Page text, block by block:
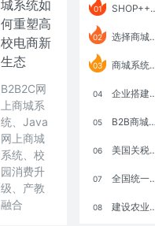
城系统如
何重塑高
校电商新
生态
B2B2C网
上商城系
统、Java
网上商城
系统、校
园消费升
级、产教
融合
01 SHOP++ B2B2C V9.1 全新发布 新亮点
02 选择商城系统要考虑哪些问题？
03 商城系统如何打通跨境电商模式？
04 企业搭建积分商城系统要注意什么？
05 B2B商城系统搭建：开发语言、功能、优势分析
06 美国关税政策冲击全球电商格局：五大类平台受重创，转型与自救成关键
07 全国统一大市场：电商如何掘金新蓝海？
08 建设农业强国，网上商城来助力！